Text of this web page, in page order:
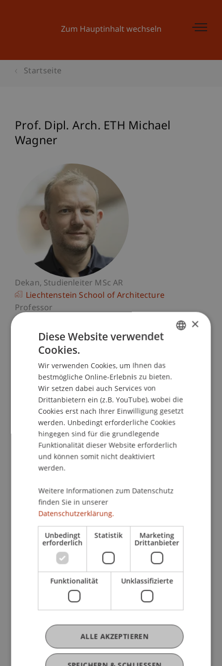
Zum Hauptinhalt wechseln
Startseite
Prof. Dipl. Arch. ETH Michael
Wagner
Dekan Studienleiter MSc AR
Liechtenstein School of Architecture
Professor
Mitglied des Rektorats
Rektorat
Universität Liechtenstein
Fürst-Franz-Josef-Strasse
9490 Vaduz
Liechtenstein
T. +423 265 13 54
michael.wagner@uni.li
Lehre Projekte
Forschung
Publikationen
Derzeitige Tätigkeit
Ausbildung
Werdegang
×
Diese Website verwendet
Cookies.
Wir verwenden Cookies, um Ihnen das
bestmögliche Online-Erlebnis zu bieten.
Wir setzen dabei auch Services von
Drittanbietern ein (z.B. YouTube), wobei die
Cookies erst nach Ihrer Einwilligung gesetzt
werden. Unbedingt erforderliche Cookies
hingegen sind für die grundlegende
Funktionalität dieser Website erforderlich
und können somit nicht deaktiviert
werden.
Weitere Informationen zum Datenschutz
finden Sie in unserer
Datenschutzerklärung.
Unbedingt
erforderlich
Statistik Marketing
Drittanbieter
Funktionalität Unklassifizierte
ALLE AKZEPTIEREN